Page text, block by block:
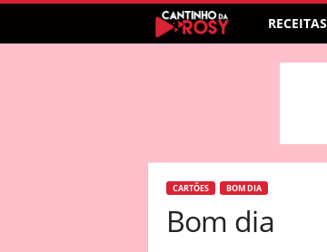
RECEITAS
CARTÕES BOM DIA
Bom dia